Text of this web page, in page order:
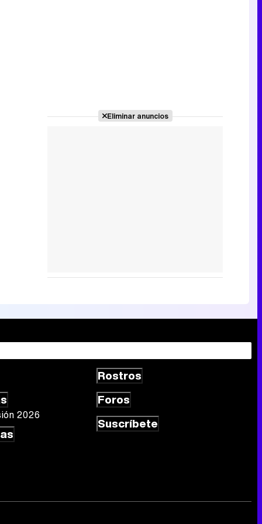
Eliminar anuncios
2026
Rostros
Foros
Suscríbete